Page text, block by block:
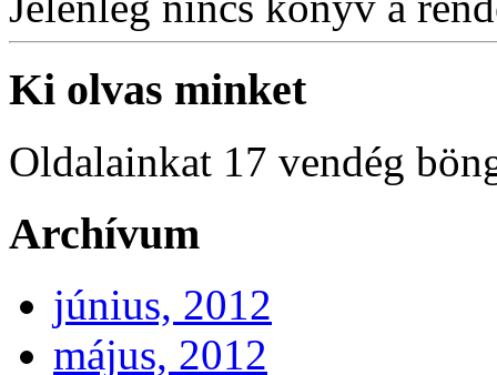
Ki olvas minket
Oldalainkat 17 vendég
Archívum
június, 2012
május, 2012